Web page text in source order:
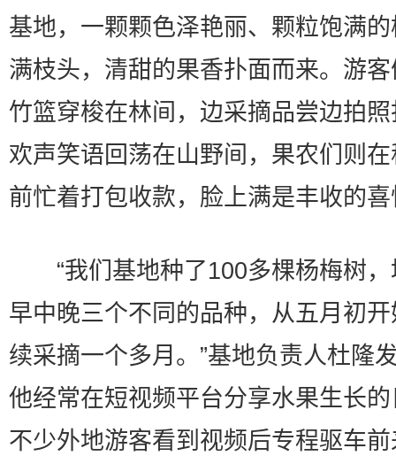
基地，一颗颗色泽艳丽、颗粒饱满
满枝头，清甜的果香扑面而来。游
竹篮穿梭在林间，边采摘品尝边拍
欢声笑语回荡在山野间，果农们则
前忙着打包收款，脸上满是丰收的
“我们基地种了100多棵杨梅树，
早中晚三个不同的品种，从五月初
续采摘一个多月。”基地负责人杜隆
他经常在短视频平台分享水果生长
不少外地游客看到视频后专程驱车